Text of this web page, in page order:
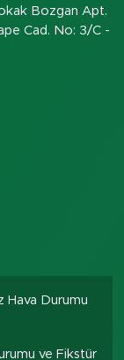
Bozgan Apt.
Cad. No: 3/C -
Hava Durumu
ve Fikstür